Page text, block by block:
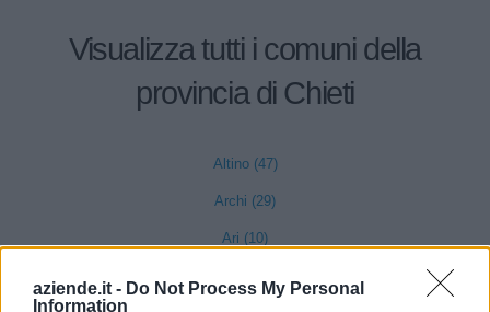
aziende.it - Do Not Process My Personal
Information
Visualizza tutti i comuni della
provincia di Chieti
Altino (47)
Archi (29)
Ari (10)